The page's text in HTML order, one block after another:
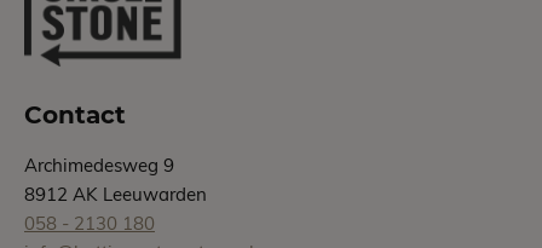
Contact
Archimedesweg 9
8912 AK Leeuwarden
058 - 2130 180